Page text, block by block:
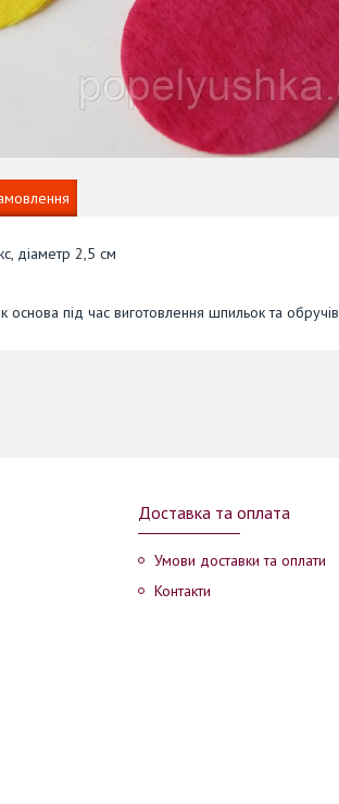
діаметр 2,5 см
основа під час виготовлення шпильок та обручів
Доставка та оплата
Умови доставки та оплати
Контакти